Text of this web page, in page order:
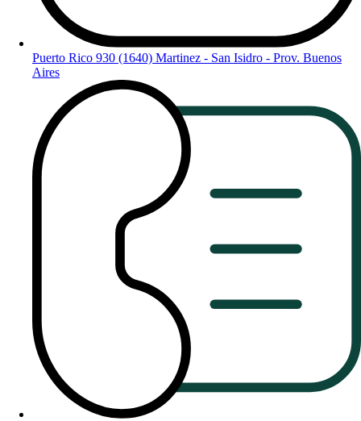
Puerto Rico 930 (1640) Martinez - San Isidro - Prov. Buenos
Aires